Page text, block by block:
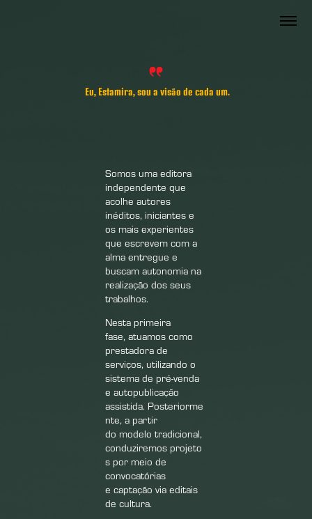
Eu, Estamira, sou a visão de cada um.
Somos uma editora
independente que
acolhe autores
inéditos, iniciantes e
os mais experientes
que escrevem com a
alma entregue e
buscam autonomia na
realização dos seus
trabalhos.
Nesta primeira
fase, atuamos como
prestadora de
serviços, utilizando o
sistema de pré-venda
e autopublicação
assistida. Posteriorme
nte, a partir
do modelo tradicional,
conduziremos projeto
s por meio de
convocatórias
e captação via editais
de cultura.